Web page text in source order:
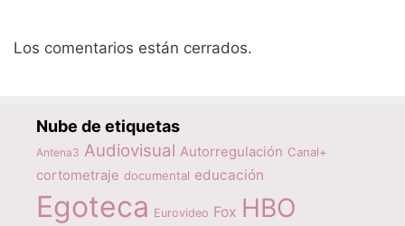
Los comentarios están cerrados.
Nube de etiquetas
Antena3 Audiovisual Autorregulación Canal+
cortometraje documental educación
Egoteca Eurovideo Fox HBO